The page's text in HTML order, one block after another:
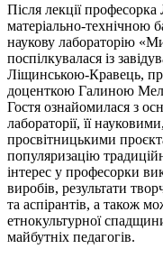
Після лекції
матеріально-технічною
наукову лабораторію
поспілкувалася із
Ліщинською-Кравець,
доценткою Галиною
Гостя ознайомилася з
лабораторії, її
просвітницькими
популяризацію
інтерес у професорки
виробів, результати
та аспірантів, а також
етнокультурної
майбутніх педагогів.